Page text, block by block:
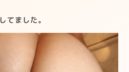
てました。